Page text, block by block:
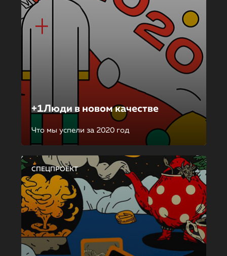
+1Люди в новом качестве
Что мы успели за 2020 год
СПЕЦПРОЕКТ